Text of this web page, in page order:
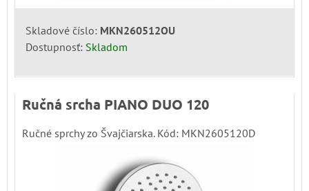
Skladové číslo: MKN260512OU
Dostupnosť: Skladom
Ručná srcha PIANO DUO 120
Ručné sprchy zo Švajčiarska. Kód: MKN2605120D